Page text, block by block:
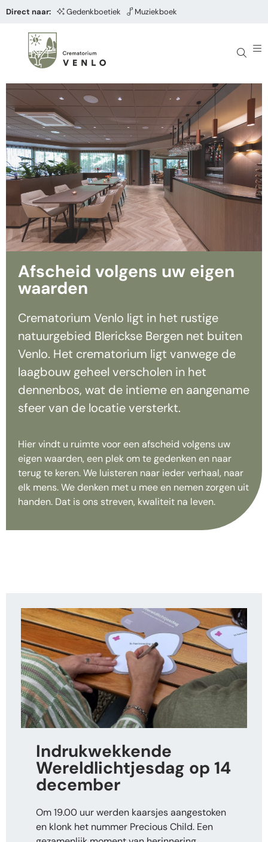
Direct naar: Gedenkboetiek Muziekboek
Afscheid volgens uw eigen
waarden
Crematorium Venlo ligt in het rustige
natuurgebied Blerickse Bergen net buiten
Venlo. Het crematorium ligt vanwege de
laagbouw geheel verscholen in het
dennenbos, wat de intieme en aangename
sfeer van de locatie versterkt.
Hier vindt u ruimte voor een afscheid volgens uw
eigen waarden, een plek om te gedenken en naar
terug te keren. We luisteren naar ieder verhaal, naar
elk mens. We denken met u mee en nemen zorgen uit
handen. Dat is ons streven, kwaliteit na leven.
Indrukwekkende
Wereldlichtjesdag op 14
december
Om 19.00 uur werden kaarsjes aangestoken
en klonk het nummer Precious Child. Een